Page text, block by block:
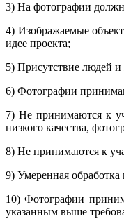
3) На фотографии
4) Изображаемые
идее проекта;
5) Присутствие людей
6) Фотографии
7) Не принимаются к
низкого качества,
8) Не принимаются к
9) Умеренная обработка
10) Фотографии
указанным выше